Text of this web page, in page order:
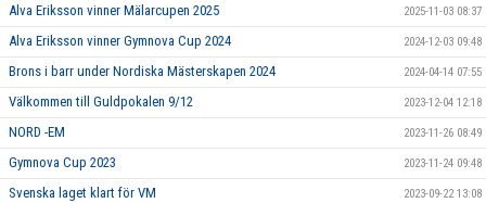
Alva Eriksson vinner Mälarcupen 2025 2025-11-03 08:37
Alva Eriksson vinner Gymnova Cup 2024 2024-12-03 09:48
Brons i barr under Nordiska Mästerskapen 2024 2024-04-14 07:55
Välkommen till Guldpokalen 9/12 2023-12-04 12:18
NORD -EM 2023-11-26 08:49
Gymnova Cup 2023 2023-11-24 09:48
Svenska laget klart för VM 2023-09-22 13:08